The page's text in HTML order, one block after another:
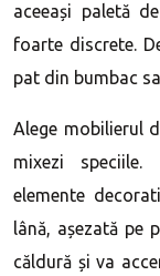
aceeași paletă
foarte discrete.
pat din bumbac
Alege mobilierul
mixezi
elemente
lână, așezată pe
căldură și va